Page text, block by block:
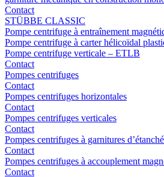
Contact
STÜBBE CLASSIC
Pompe centrifuge à entraînement
Pompe centrifuge à carter hélicoïdal
Pompe centrifuge verticale – ETLB
Contact
Pompes centrifuges
Contact
Pompes centrifuges horizontales
Contact
Pompes centrifuges verticales
Contact
Pompes centrifuges à garnitures
Contact
Pompes centrifuges à accouplement
Contact